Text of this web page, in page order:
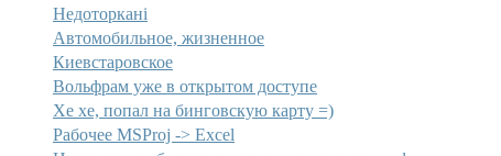
Недоторкані
Автомобильное, жизненное
Киевстаровское
Вольфрам уже в открытом доступе
Хе хе, попал на бинговскую карту =)
Рабочее MSProj -> Excel